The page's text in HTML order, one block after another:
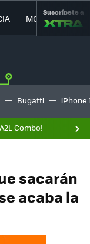
MOVILIDAD
Suscríbete a
Bugatti iPhone
Combo!
sacarán
acaba la